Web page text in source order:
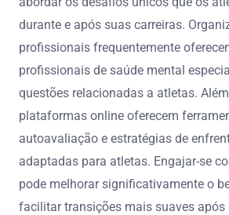
durante e após suas carreiras.
profissionais frequentemente
profissionais de saúde mental
questões relacionadas a atletas.
plataformas online oferecem
autoavaliação e estratégias de
adaptadas para atletas. Engajar-se
pode melhorar significativamente o
facilitar transições mais suaves após